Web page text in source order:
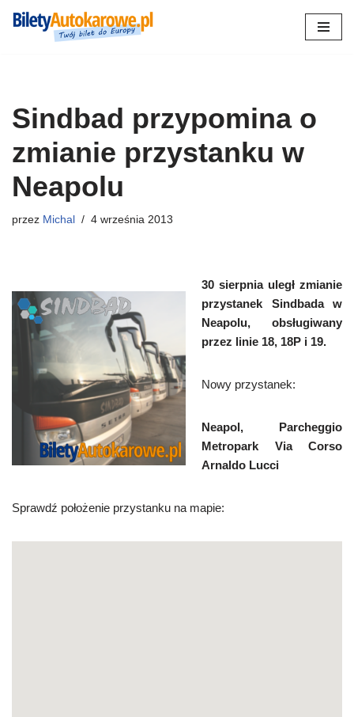
Sindbad przypomina o
zmianie przystanku w
Neapolu
przez Michal 4 września 2013
30 sierpnia uległ zmianie
przystanek Sindbada w
Neapolu, obsługiwany
przez linie 18, 18P i 19.
Nowy przystanek:
Neapol, Parcheggio
Metropark Via Corso
Arnaldo Lucci
Sprawdź położenie przystanku na mapie: